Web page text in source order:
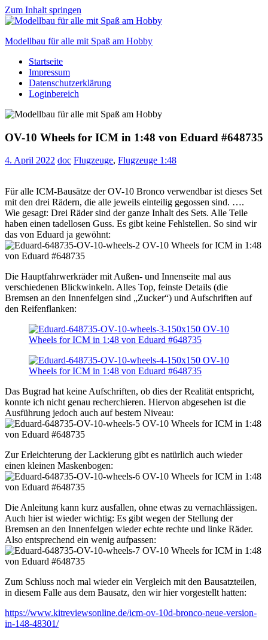
Zum Inhalt springen
Modellbau für alle mit Spaß am Hobby
Scale
modelling
to
Startseite
Impressum
Datenschutzerklärung
Loginbereich
OV-10 Wheels for ICM in 1:48 von Eduard #648735
4. April 2022 doc Flugzeuge, Flugzeuge 1:48
Für alle ICM-Bausätze der OV-10 Bronco verwendbar ist dieses Set
mit den drei Rädern, die alle jeweils einteilig gegossen sind. ….
Wie gesagt: Drei Räder sind der ganze Inhalt des Sets. Alle Teile
haben einen tadellosen Guss. Es gibt keine Fehlstellen. So sind wir
das von Eduard ja gewöhnt:
Die Hauptfahrwerkräder mit Außen- und Innenseite mal aus
verschiedenen Blickwinkeln. Alles Top, feinste Details (die
Bremsen an den Innenfelgen sind „Zucker“) und Aufschriften auf
den Reifenflanken:
Das Bugrad hat keine Aufschriften, ob dies der Realität entspricht,
konnte ich nicht genau recherchieren. Hiervon abgesehen ist die
Ausführung jedoch auch auf bestem Niveau:
Zur Erleichterung der Lackierung gibt es natürlich auch wieder
einen kleinen Maskenbogen:
Die Anleitung kann kurz ausfallen, ohne etwas zu vernachlässigen.
Auch hier ist wieder wichtig: Es gibt wegen der Stellung der
Bremsen an den Innenfelgen wieder echte rechte und linke Räder.
Also entsprechend ein wenig aufpassen:
Zum Schluss noch mal wieder ein Vergleich mit den Bausatzteilen,
in diesem Falle aus dem Bausatz, den wir hier vorgestellt hatten:
https://www.kitreviewsonline.de/icm-ov-10d-bronco-neue-version-
in-148-48301/